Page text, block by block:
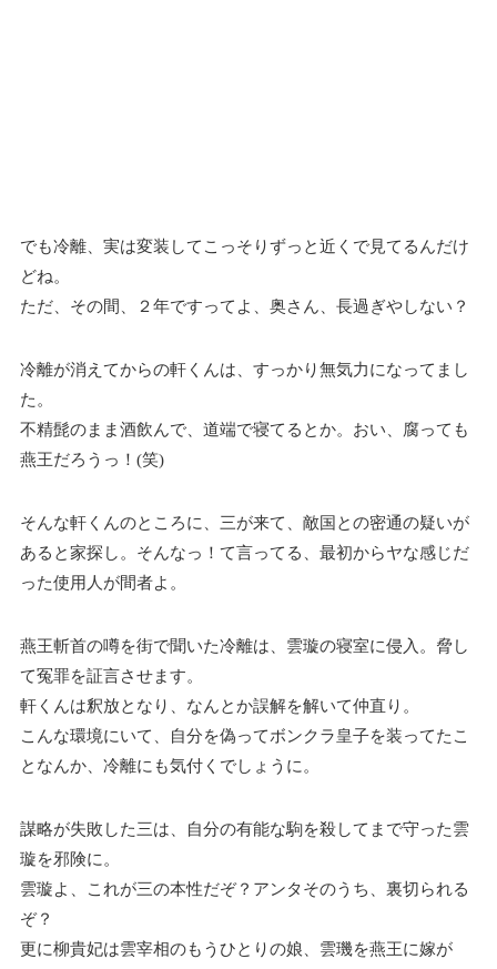
でも冷離、実は変装してこっそりずっと近くで見てるんだけ
どね。
ただ、その間、２年ですってよ、奥さん、長過ぎやしない？
冷離が消えてからの軒くんは、すっかり無気力になってまし
た。
不精髭のまま酒飲んで、道端で寝てるとか。おい、腐っても
燕王だろうっ！(笑)
そんな軒くんのところに、三が来て、敵国との密通の疑いが
あると家探し。そんなっ！て言ってる、最初からヤな感じだ
った使用人が間者よ。
燕王斬首の噂を街で聞いた冷離は、雲璇の寝室に侵入。脅し
て冤罪を証言させます。
軒くんは釈放となり、なんとか誤解を解いて仲直り。
こんな環境にいて、自分を偽ってボンクラ皇子を装ってたこ
となんか、冷離にも気付くでしょうに。
謀略が失敗した三は、自分の有能な駒を殺してまで守った雲
璇を邪険に。
雲璇よ、これが三の本性だぞ？アンタそのうち、裏切られる
ぞ？
更に柳貴妃は雲宰相のもうひとりの娘、雲璣を燕王に嫁が